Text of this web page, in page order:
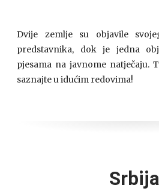
Dvije zemlje su objavile
predstavnika, dok je jedna
pjesama na javnome natječaju.
saznajte u idućim redovima!
Srbija